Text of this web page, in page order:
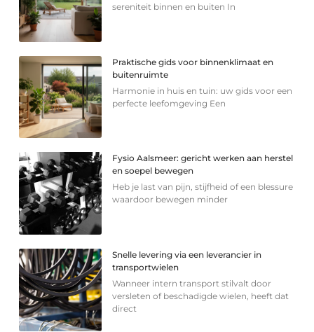
sereniteit binnen en buiten In
Praktische gids voor binnenklimaat en
buitenruimte
Harmonie in huis en tuin: uw gids voor een
perfecte leefomgeving Een
Fysio Aalsmeer: gericht werken aan herstel
en soepel bewegen
Heb je last van pijn, stijfheid of een blessure
waardoor bewegen minder
Snelle levering via een leverancier in
transportwielen
Wanneer intern transport stilvalt door
versleten of beschadigde wielen, heeft dat
direct